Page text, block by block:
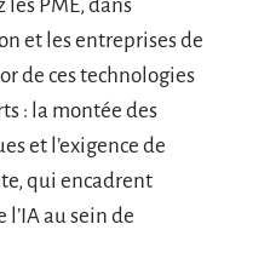
les PME, dans
et les entreprises de
de ces technologies
: la montée des
et l’exigence de
qui encadrent
au sein de